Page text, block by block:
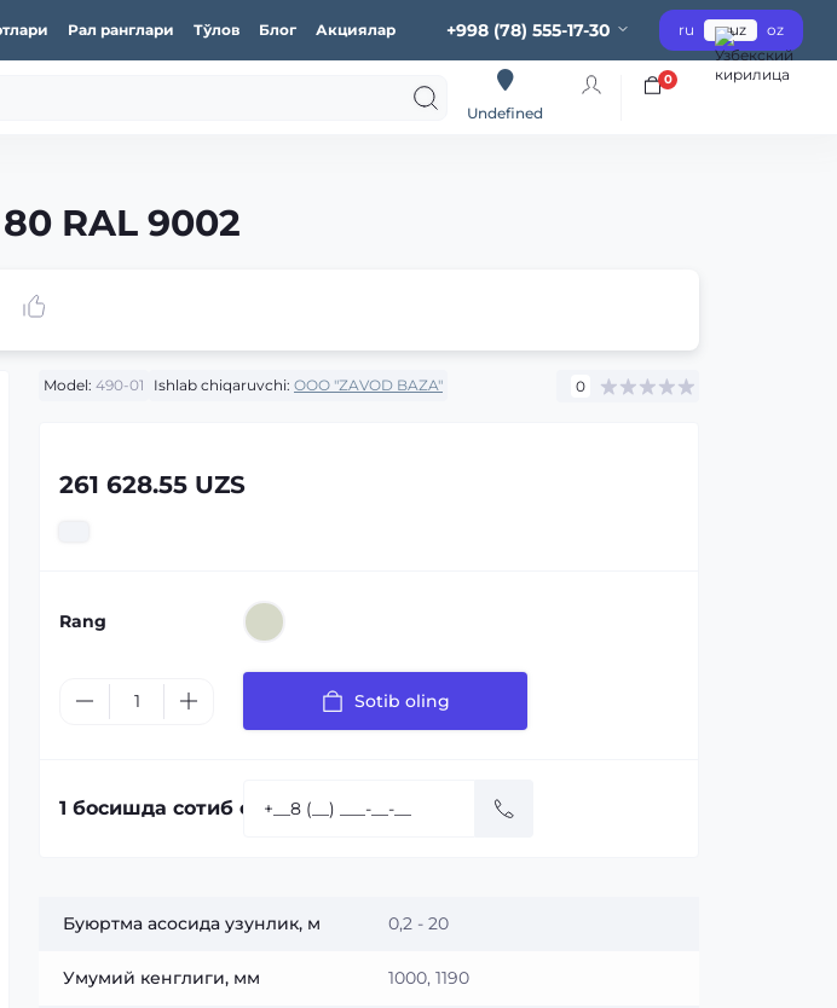
Рал ранглари Тўлов Блог Акциялар +998 (78) 555-17-30 ru uz oz
Undefined
0
RAL 9002
Model: 490-01 Ishlab chiqaruvchi: OOO "ZAVOD BAZA" 0
261 628.55 UZS
Rang
Sotib oling
1 босишда сотиб олиш:
Буюртма асосида узунлик, м 0,2 - 20
Умумий кенглиги, мм 1000, 1190